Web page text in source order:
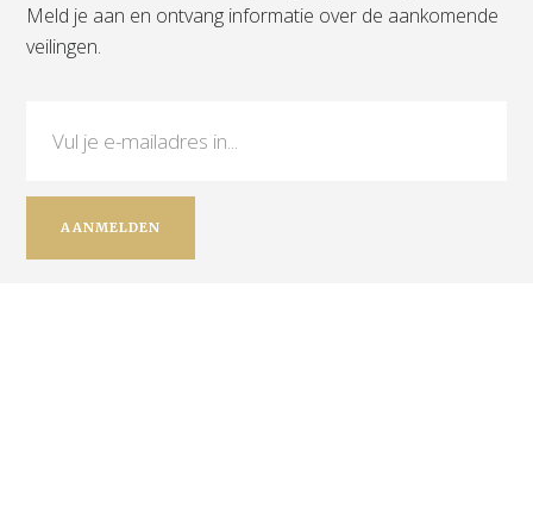
Meld je aan en ontvang informatie over de aankomende
veilingen.